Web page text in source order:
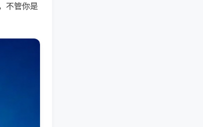
不管你是